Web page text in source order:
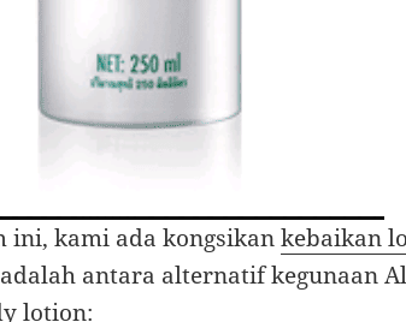
ini, kami ada kongsikankebaikan
antara alternatif kegunaan
lotion: